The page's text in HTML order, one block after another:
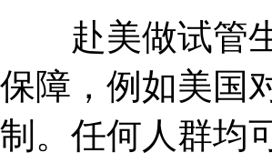
赴美做试管生
保障，例如美国
制。任何人群均